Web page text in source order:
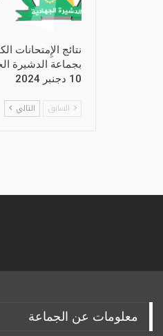
نتائج الإِمتحانات
10 دجنبر 2024
السابق التالي
معلومات عن الجماعة